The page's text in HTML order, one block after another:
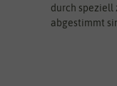
durch speziell
abgestimmt